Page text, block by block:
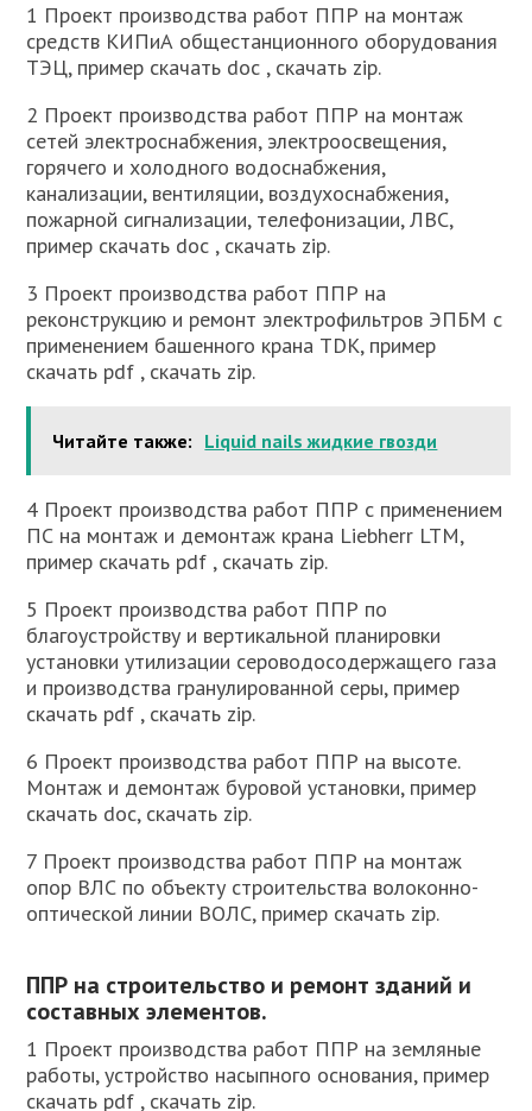
1 Проект производства работ ППР на монтаж
средств КИПиА общестанционного оборудования
ТЭЦ, пример скачать doc , скачать zip.
2 Проект производства работ ППР на монтаж
сетей электроснабжения, электроосвещения,
горячего и холодного водоснабжения,
канализации, вентиляции, воздухоснабжения,
пожарной сигнализации, телефонизации, ЛВС,
пример скачать doc , скачать zip.
3 Проект производства работ ППР на
реконструкцию и ремонт электрофильтров ЭПБМ с
применением башенного крана TDK, пример
скачать pdf , скачать zip.
Читайте также: Liquid nails жидкие гвозди
4 Проект производства работ ППР с применением
ПС на монтаж и демонтаж крана Liebherr LTM,
пример скачать pdf , скачать zip.
5 Проект производства работ ППР по
благоустройству и вертикальной планировки
установки утилизации сероводосодержащего газа
и производства гранулированной серы, пример
скачать pdf , скачать zip.
6 Проект производства работ ППР на высоте.
Монтаж и демонтаж буровой установки, пример
скачать doc, скачать zip.
7 Проект производства работ ППР на монтаж
опор ВЛС по объекту строительства волоконно-
оптической линии ВОЛС, пример скачать zip.
ППР на строительство и ремонт зданий и
составных элементов.
1 Проект производства работ ППР на земляные
работы, устройство насыпного основания, пример
скачать pdf , скачать zip.